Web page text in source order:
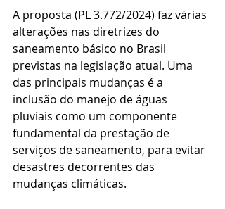
A proposta (PL 3.772/2024) faz várias
alterações nas diretrizes do
saneamento básico no Brasil
previstas na legislação atual. Uma
das principais mudanças é a
inclusão do manejo de águas
pluviais como um componente
fundamental da prestação de
serviços de saneamento, para evitar
desastres decorrentes das
mudanças climáticas.